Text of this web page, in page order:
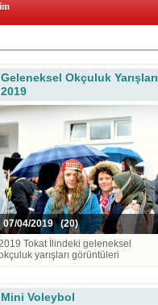
Geleneksel Okçuluk Yarışları
2019
07/04/2019 (20)
Tokat İlindeki geleneksel
yarışları görüntüleri
Mini Voleybol